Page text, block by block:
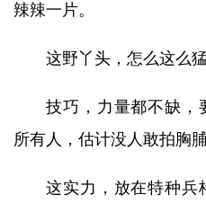
辣辣一片。
这野丫头，怎么这么猛
技巧，力量都不缺，
所有人，估计没人敢拍胸
这实力，放在特种兵